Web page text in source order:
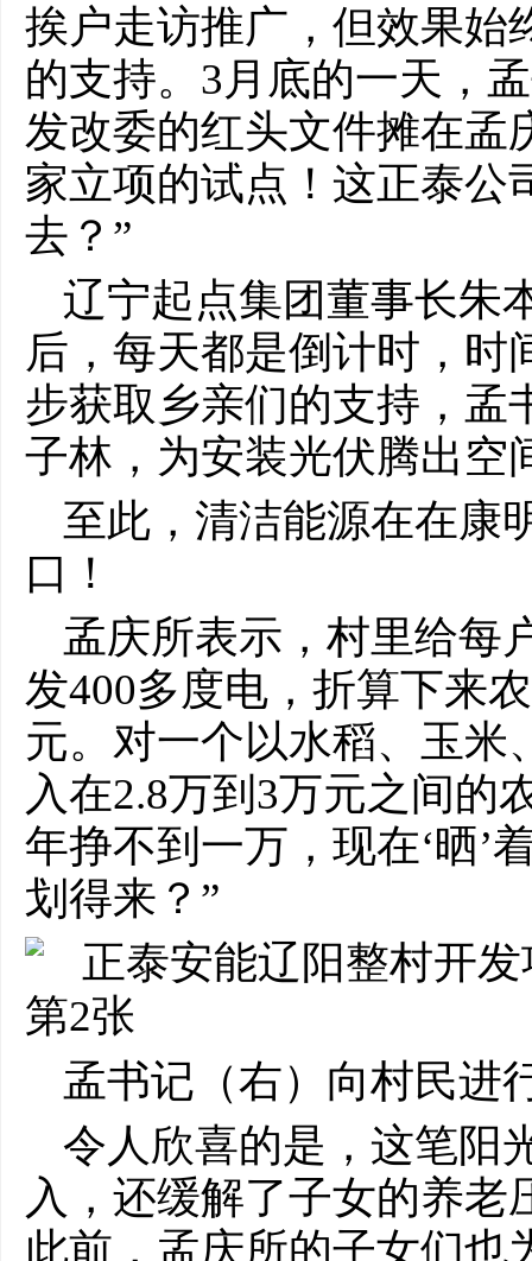
挨户走访推广，但效果始
的支持。3月底的一天，
发改委的红头文件摊在孟
家立项的试点！这正泰公
去？”
辽宁起点集团董事长朱
后，每天都是倒计时，时
步获取乡亲们的支持，孟
子林，为安装光伏腾出空
至此，清洁能源在在康
口！
孟庆所表示，村里给每
发400多度电，折算下来
元。对一个以水稻、玉米
入在2.8万到3万元之间的
年挣不到一万，现在‘晒’
划得来？”
孟书记（右）向村民进
令人欣喜的是，这笔阳
入，还缓解了子女的养
此前，孟庆所的子女们也